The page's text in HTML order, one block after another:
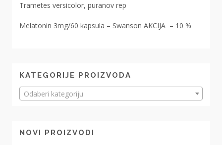
Trametes versicolor, puranov rep
Melatonin 3mg/60 kapsula – Swanson AKCIJA – 10 %
KATEGORIJE PROIZVODA
Odaberi kategoriju
NOVI PROIZVODI